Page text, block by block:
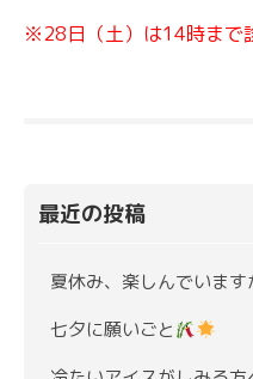
※28日（土）は14時まで
最近の投稿
夏休み、楽しんでいます
七夕に願いごと